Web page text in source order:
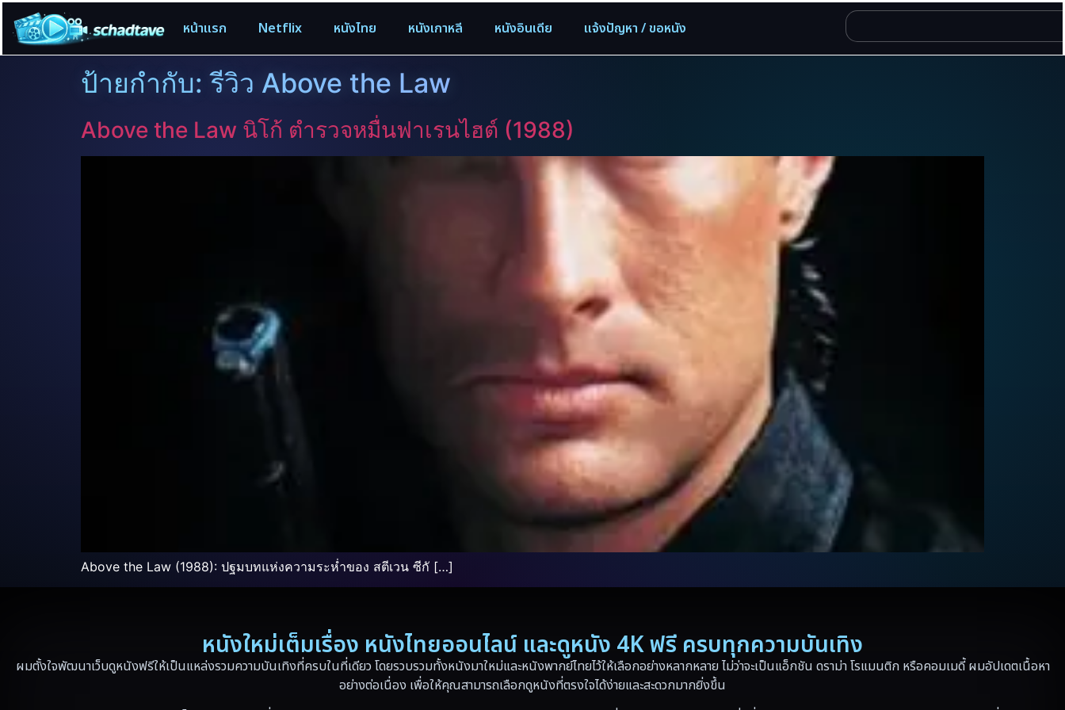
หน้าแรก Netflix หนังไทย หนังเกาหลี หนังอินเดีย แจ้งปัญหา / ขอหนัง
ป้ายกำกับ:รีวิว Above the Law
Above the Law นิโก้ ตำรวจหมื่นฟาเรนไฮต์ (1988)
Above the Law (1988): ปฐมบทแห่งความระห่ำของ สตีเวน ซีกั […]
หนังใหม่เต็มเรื่อง หนังไทยออนไลน์ และดูหนัง 4K ฟรี ครบทุกความบันเทิง
ผมตั้งใจพัฒนาเว็บดูหนังฟรีให้เป็นแหล่งรวมความบันเทิงที่ครบในที่เดียว โดยรวบรวมทั้งหนังมาใหม่และหนังพากย์ไทยไว้ให้เลือกอย่างหลากหลาย ไม่ว่าจะเป็นแอ็กชัน ดราม่า โรแมนติก หรือคอมเมดี้ ผมอัปเดตเนื้อหา
อย่างต่อเนื่อง เพื่อให้คุณสามารถเลือกดูหนังที่ตรงใจได้ง่ายและสะดวกมากยิ่งขึ้น